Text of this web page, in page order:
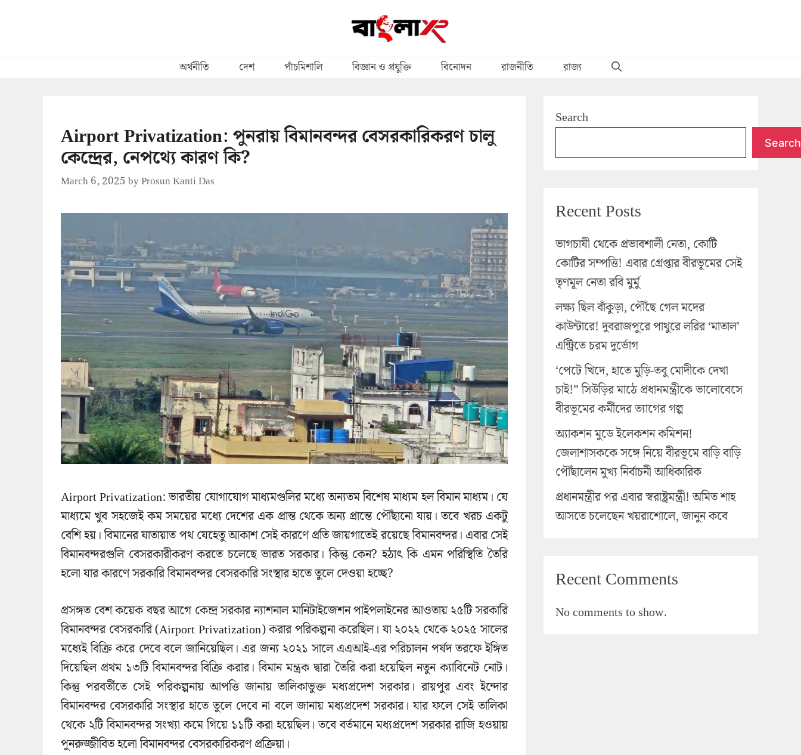
অর্থনীতি দেশ পাঁচমিশালি বিজ্ঞান ও প্রযুক্তি বিনোদন রাজনীতি রাজ্য
Airport Privatization: পুনরায় বিমানবন্দর বেসরকারিকরণ চালু
কেন্দ্রের, নেপথ্যে কারণ কি?
March 6, 2025byProsun Kanti Das
Airport Privatization: ভারতীয় যোগাযোগ মাধ্যমগুলির মধ্যে অন্যতম বিশেষ মাধ্যম হল বিমান মাধ্যম। যে
মাধ্যমে খুব সহজেই কম সময়ের মধ্যে দেশের এক প্রান্ত থেকে অন্য প্রান্তে পৌঁছানো যায়। তবে খরচ একটু
বেশি হয়। বিমানের যাতায়াত পথ যেহেতু আকাশ সেই কারণে প্রতি জায়গাতেই রয়েছে বিমানবন্দর। এবার সেই
বিমানবন্দরগুলি বেসরকারীকরণ করতে চলেছে ভারত সরকার। কিন্তু কেন? হঠাৎ কি এমন পরিস্থিতি তৈরি
হলো যার কারণে সরকারি বিমানবন্দর বেসরকারি সংস্থার হাতে তুলে দেওয়া হচ্ছে?
প্রসঙ্গত বেশ কয়েক বছর আগে কেন্দ্র সরকার ন্যাশনাল মানিটাইজেশন পাইপলাইনের আওতায় ২৫টি সরকারি
বিমানবন্দর বেসরকারি (Airport Privatization) করার পরিকল্পনা করেছিল। যা ২০২২ থেকে ২০২৫ সালের
মধ্যেই বিক্রি করে দেবে বলে জানিয়েছিল। এর জন্য ২০২১ সালে এএআই-এর পরিচালন পর্ষদ তরফে ইঙ্গিত
দিয়েছিল প্রথম ১৩টি বিমানবন্দর বিক্রি করার। বিমান মন্ত্রক দ্বারা তৈরি করা হয়েছিল নতুন ক্যাবিনেট নোট।
কিন্তু পরবর্তীতে সেই পরিকল্পনায় আপত্তি জানায় তালিকাভুক্ত মধ্যপ্রদেশ সরকার। রায়পুর এবং ইন্দোর
বিমানবন্দর বেসরকারি সংস্থার হাতে তুলে দেবে না বলে জানায় মধ্যপ্রদেশ সরকার। যার ফলে সেই তালিকা
থেকে ২টি বিমানবন্দর সংখ্যা কমে গিয়ে ১১টি করা হয়েছিল। তবে বর্তমানে মধ্যপ্রদেশ সরকার রাজি হওয়ায়
পুনরুজ্জীবিত হলো বিমানবন্দর বেসরকারিকরণ প্রক্রিয়া।
Search
Search
Recent Posts
ভাগচাষী থেকে প্রভাবশালী নেতা, কোটি
কোটির সম্পত্তি! এবার গ্রেপ্তার বীরভূমের সেই
তৃণমূল নেতা রবি মুর্মু
লক্ষ্য ছিল বাঁকুড়া, পৌঁছে গেল মদের
কাউন্টারে! দুবরাজপুরে পাথুরে লরির ‘মাতাল’
এন্ট্রিতে চরম দুর্ভোগ
‘পেটে খিদে, হাতে মুড়ি-তবু মোদীকে দেখা
চাই!” সিউড়ির মাঠে প্রধানমন্ত্রীকে ভালোবেসে
বীরভূমের কর্মীদের ত্যাগের গল্প
অ্যাকশন মুডে ইলেকশন কমিশন!
জেলাশাসককে সঙ্গে নিয়ে বীরভূমে বাড়ি বাড়ি
পৌঁছালেন মুখ্য নির্বাচনী আধিকারিক
প্রধানমন্ত্রীর পর এবার স্বরাষ্ট্রমন্ত্রী! অমিত শাহ
আসতে চলেছেন খয়রাশোলে, জানুন কবে
Recent Comments
No comments to show.